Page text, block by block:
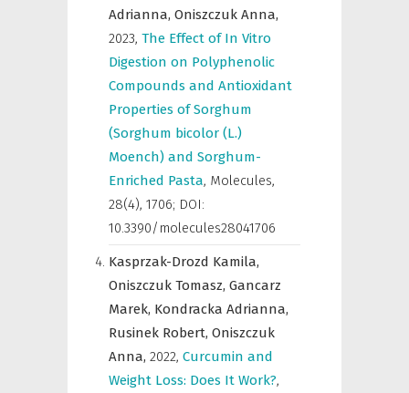
Adrianna, Oniszczuk Anna,
2023, The Effect of In Vitro
Digestion on Polyphenolic
Compounds and Antioxidant
Properties of Sorghum
(Sorghum bicolor (L.)
Moench) and Sorghum-
Enriched Pasta, Molecules,
28(4), 1706; DOI:
10.3390/molecules28041706
Kasprzak-Drozd Kamila,
Oniszczuk Tomasz, Gancarz
Marek, Kondracka Adrianna,
Rusinek Robert, Oniszczuk
Anna, 2022, Curcumin and
Weight Loss: Does It Work?,